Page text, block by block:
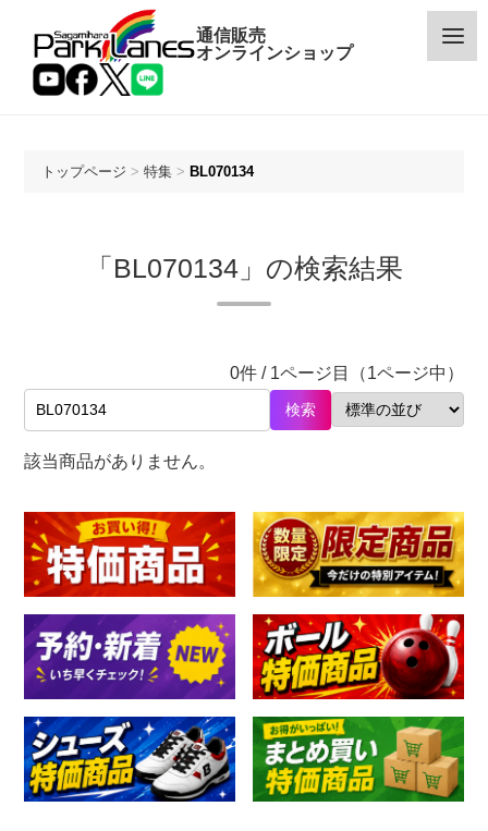
通信販売
オンラインショップ
メーカー
限定商品
特価商品
加工料金表
ご利用ガイド
特定商取引法表記に
個人情報保護方針
サイトポリシー
更新履歴一覧
トップページ > 特集 > BL070134
「BL070134」の検索結果
0件 / 1ページ目（1ページ中）
検索
該当商品がありません。